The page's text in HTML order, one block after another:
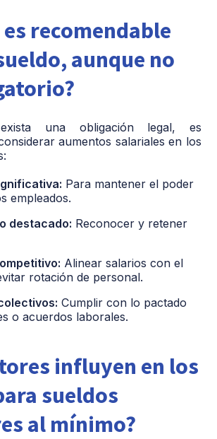
es recomendable
aunque no
una obligación legal, es
aumentos salariales en los
Para mantener el poder
empleados.
destacado: Reconocer y retener
Alinear salarios con el
rotación de personal.
Cumplir con lo pactado
o acuerdos laborales.
influyen en los
sueldos
al mínimo?